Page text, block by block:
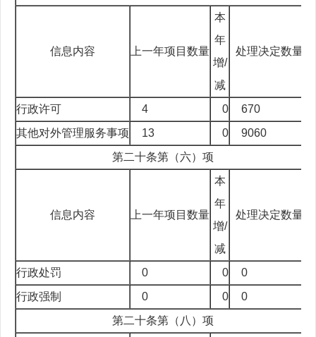
信息内容 上一年项目数量
本
年
增/
减
处理决定数量
行政许可 4 0
670
其他对外管理服务事项
13 0
9060
第二十条第（六）项
信息内容 上一年项目数量
本
年
增/
减
处理决定数量
行政处罚 0 0
0
行政强制
0 0
0
第二十条第（八）项